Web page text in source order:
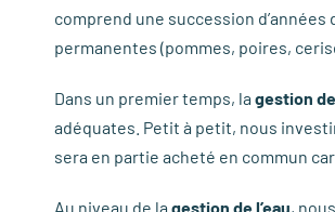
comprend une succession
permanentes (pommes, poires,
Dans un premier temps, la gestion
adéquates. Petit à petit, nous
sera en partie acheté en commun
Au niveau de la gestion de l’eau,